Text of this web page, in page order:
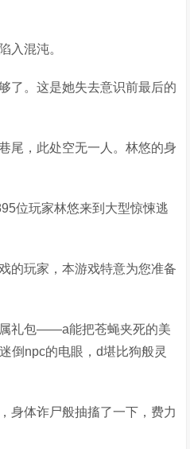
入混沌。
了。这是她失去意识前最后的
尾，此处空无一人。林悠的身
位玩家林悠来到大型惊悚逃
的玩家，本游戏特意为您准备
属礼包——a能把苍蝇夹死的美
倒npc的电眼，d堪比狗般灵
身体诈尸般抽搐了一下，费力